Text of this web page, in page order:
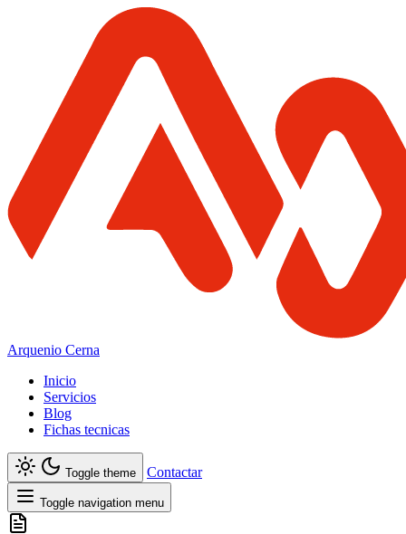
Arquenio Cerna
Inicio
Servicios
Blog
Fichas tecnicas
Toggle theme Contactar
Toggle navigation menu